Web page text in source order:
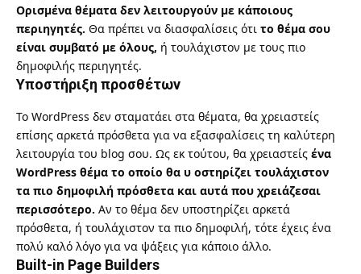
Ορισμένα θέματα δεν λειτουργούν με κάποιους
περιηγητές. Θα πρέπει να διασφαλίσεις ότι το θέμα σου
είναι συμβατό με όλους, ή τουλάχιστον με τους πιο
δημοφιλής περιηγητές.
Υποστήριξη προσθέτων
Το WordPress δεν σταματάει στα θέματα, θα χρειαστείς
επίσης αρκετά πρόσθετα για να εξασφαλίσεις τη καλύτερη
λειτουργία του blog σου. Ως εκ τούτου, θα χρειαστείς ένα
WordPress θέμα το οποίο θα υ οστηρίζει τουλάχιστον
τα πιο δημοφιλή πρόσθετα και αυτά που χρειάζεσαι
περισσότερο. Αν το θέμα δεν υποστηρίζει αρκετά
πρόσθετα, ή τουλάχιστον τα πιο δημοφιλή, τότε έχεις ένα
πολύ καλό λόγο για να ψάξεις για κάποιο άλλο.
Built-in Page Builders